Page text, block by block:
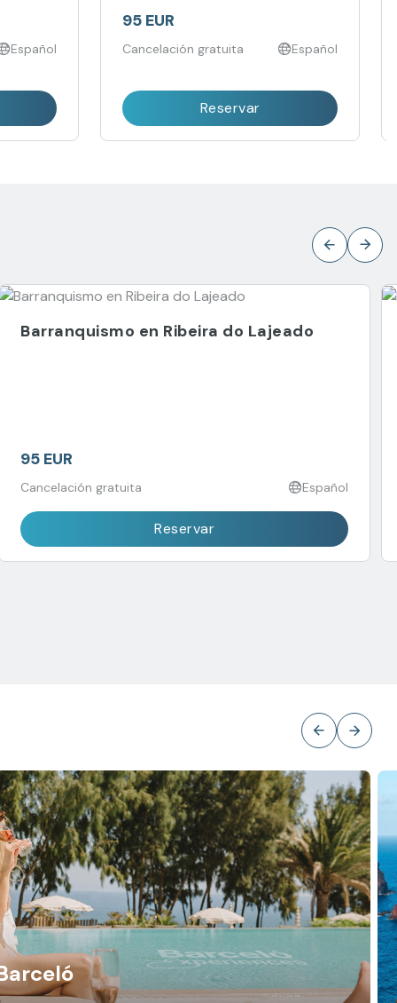
Español
95 EUR
Cancelación gratuita Español
Reservar
Barranquismo en Ribeira do Lajeado
95 EUR
Cancelación gratuita Español
Reservar